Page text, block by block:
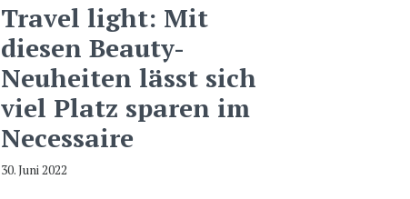
Travel light: Mit
diesen Beauty-
Neuheiten lässt sich
viel Platz sparen im
Necessaire
30. Juni 2022